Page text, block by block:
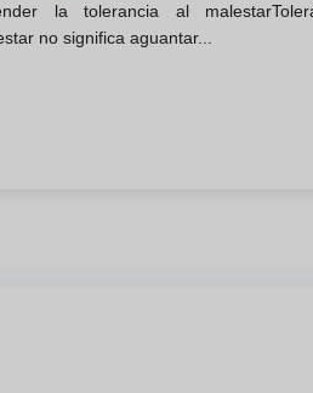
Crisis Emocional Sin
la tolerancia al
no significa aguantar...